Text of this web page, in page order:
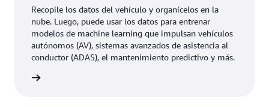
Recopile los datos del vehículo y organícelos en la
nube. Luego, puede usar los datos para entrenar
modelos de machine learning que impulsan vehículos
autónomos (AV), sistemas avanzados de asistencia al
conductor (ADAS), el mantenimiento predictivo y más.